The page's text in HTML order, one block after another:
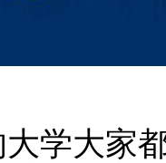
学大家